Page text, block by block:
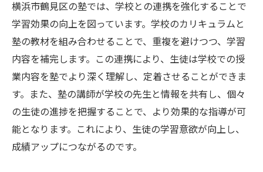
横浜市鶴見区の塾では、学校との連携を強化することで
学習効果の向上を図っています。学校のカリキュラムと
塾の教材を組み合わせることで、重複を避けつつ、学習
内容を補完します。この連携により、生徒は学校での授
業内容を塾でより深く理解し、定着させることができま
す。また、塾の講師が学校の先生と情報を共有し、個々
の生徒の進捗を把握することで、より効果的な指導が可
能となります。これにより、生徒の学習意欲が向上し、
成績アップにつながるのです。